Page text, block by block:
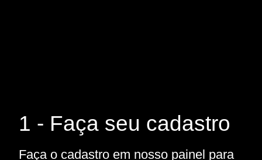
1 - Faça seu cadastro
Faça o cadastro em nosso painel para